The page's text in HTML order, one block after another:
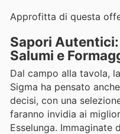
Approfitta di questa
Sapori
Salumi e
Dal campo alla tavola,
Sigma ha pensato
decisi, con una
faranno invidia ai
Esselunga. Immaginate